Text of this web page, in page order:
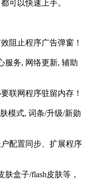
可以快速上手。
阻止程序广告弹窗！
服务, 网络更新, 辅助
联网程序驻留内存！
模式, 词条/升级/新勋
配置同步、扩展程序
盒子/flash皮肤等，